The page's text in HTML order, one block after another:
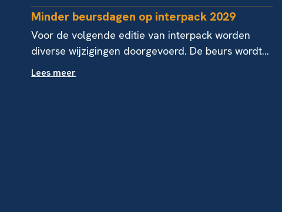
Minder beursdagen op interpack 2029
Voor de volgende editie van interpack worden
diverse wijzigingen doorgevoerd. De beurs wordt...
Lees meer